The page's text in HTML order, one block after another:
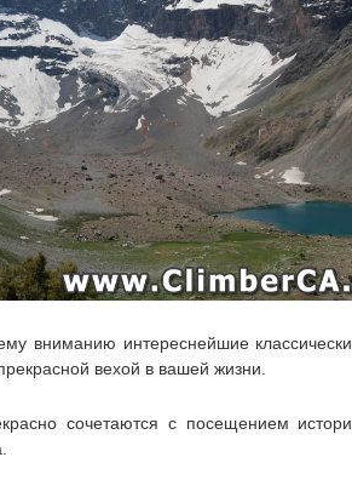
вниманию интереснейшие
вехой в вашей жизни.
сочетаются с посещением